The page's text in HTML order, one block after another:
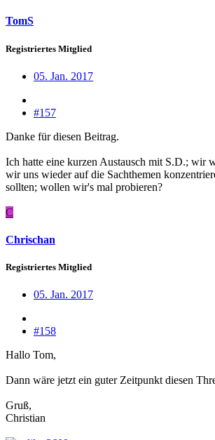
TomS
Registriertes Mitglied
05. Jan. 2017
#157
Danke für diesen Beitrag.
Ich hatte eine kurzen Austausch mit S.D.; wir
wir uns wieder auf die Sachthemen
sollten; wollen wir's mal probieren?
C
Chrischan
Registriertes Mitglied
05. Jan. 2017
#158
Hallo Tom,
Dann wäre jetzt ein guter Zeitpunkt diesen
Gruß,
Christian